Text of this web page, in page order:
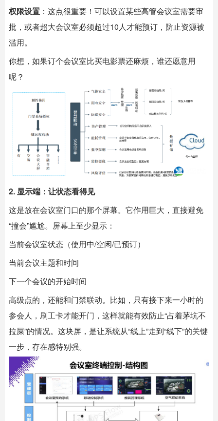
权限设置 ：这点很重要！可以设置某些高管会议室需要审
批，或者超大会议室必须超过10人才能预订，防止资源被
滥用。
你想，如果订个会议室比买电影票还麻烦，谁还愿意用
呢？
2. 显示端：让状态看得见
这是放在会议室门口的那个屏幕。它作用巨大，直接避免
“撞会”尴尬。屏幕上至少显示：
当前会议室状态（使用中/空闲/已预订）
当前会议主题和时间
下一个会议的开始时间
高级点的，还能和门禁联动。比如，只有接下来一小时的
参会人，刷工卡才能开门，这样就能有效防止“占着茅坑不
拉屎”的情况。这块屏，是让系统从“线上”走到“线下”的关键
一步，存在感特别强。